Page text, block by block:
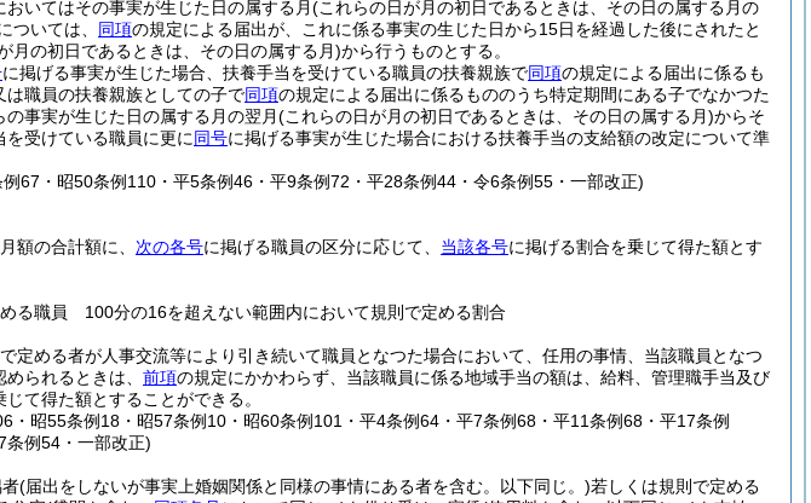
いてはその事実が生じた日の属する月(これらの日が月の初日であるときは、その日の属する月の
ついては、 同項の規定による届出が、これに係る事実の生じた日から15日を経過した後にされたと
月の初日であるときは、その日の属する月)から行うものとする。
に掲げる事実が生じた場合、扶養手当を受けている職員の扶養親族で同項の規定による届出に係るも
職員の扶養親族としての子で同項の規定による届出に係るもののうち特定期間にある子でなかつた
事実が生じた日の属する月の翌月(これらの日が月の初日であるときは、その日の属する月)からそ
受けている職員に更に同号に掲げる事実が生じた場合における扶養手当の支給額の改定について準
67・昭50条例110・平5条例46・平9条例72・平28条例44・令6条例55・一部改正)
額の合計額に、 次の各号に掲げる職員の区分に応じて、 当該各号に掲げる割合を乗じて得た額とす
る職員 100分の16を超えない範囲内において規則で定める割合
定める者が人事交流等により引き続いて職員となつた場合において、任用の事情、当該職員となつ
られるときは、 前項の規定にかかわらず、当該職員に係る地域手当の額は、給料、管理職手当及び
て得た額とすることができる。
昭55条例18・昭57条例10・昭60条例101・平4条例64・平7条例68・平11条例68・平17条例
条例54・一部改正)
(届出をしないが事実上婚姻関係と同様の事情にある者を含む。以下同じ。)若しくは規則で定める